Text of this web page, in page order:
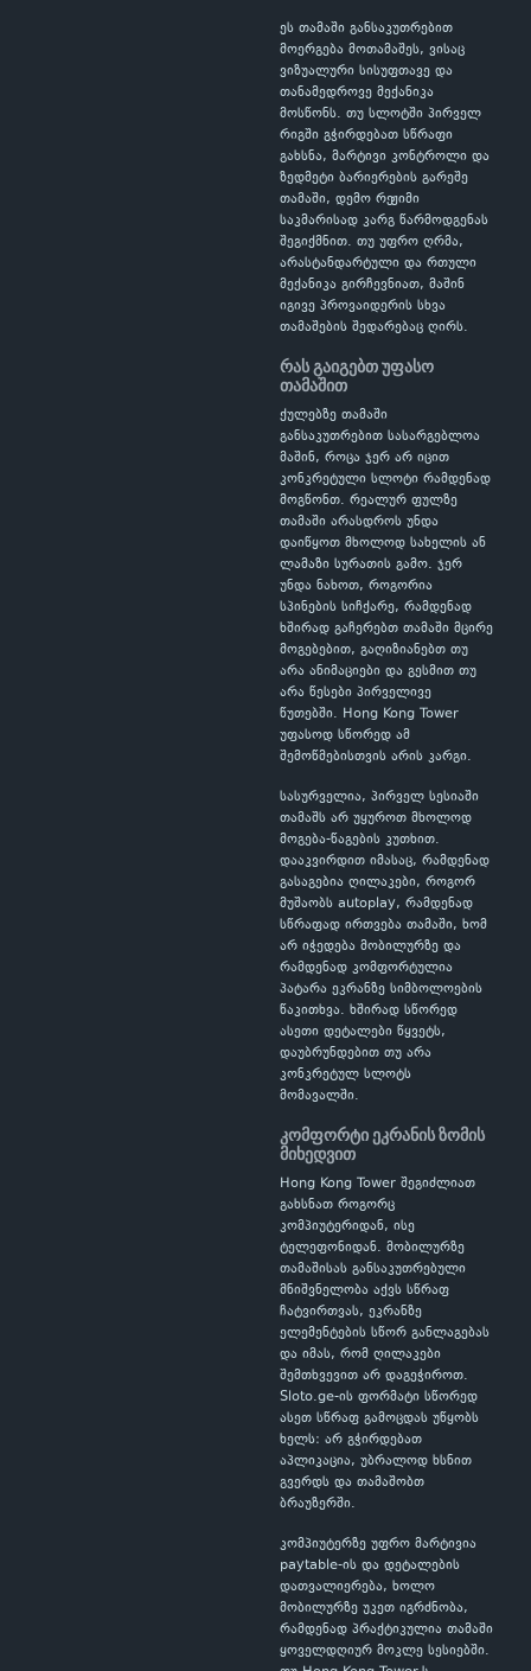
ეს თამაში განსაკუთრებით
მოერგება მოთამაშეს, ვისაც
ვიზუალური სისუფთავე და
თანამედროვე მექანიკა
მოსწონს. თუ სლოტში პირველ
რიგში გჭირდებათ სწრაფი
გახსნა, მარტივი კონტროლი და
ზედმეტი ბარიერების გარეშე
თამაში, დემო რეჟიმი
საკმარისად კარგ წარმოდგენას
შეგიქმნით. თუ უფრო ღრმა,
არასტანდარტული და რთული
მექანიკა გირჩევნიათ, მაშინ
იგივე პროვაიდერის სხვა
თამაშების შედარებაც ღირს.
რას გაიგებთ უფასო
თამაშით
ქულებზე თამაში
განსაკუთრებით სასარგებლოა
მაშინ, როცა ჯერ არ იცით
კონკრეტული სლოტი რამდენად
მოგწონთ. რეალურ ფულზე
თამაში არასდროს უნდა
დაიწყოთ მხოლოდ სახელის ან
ლამაზი სურათის გამო. ჯერ
უნდა ნახოთ, როგორია
სპინების სიჩქარე, რამდენად
ხშირად გაჩერებთ თამაში მცირე
მოგებებით, გაღიზიანებთ თუ
არა ანიმაციები და გესმით თუ
არა წესები პირველივე
წუთებში. Hong Kong Tower
უფასოდ სწორედ ამ
შემოწმებისთვის არის კარგი.
სასურველია, პირველ სესიაში
თამაშს არ უყუროთ მხოლოდ
მოგება-წაგების კუთხით.
დააკვირდით იმასაც, რამდენად
გასაგებია ღილაკები, როგორ
მუშაობს autoplay, რამდენად
სწრაფად ირთვება თამაში, ხომ
არ იჭედება მობილურზე და
რამდენად კომფორტულია
პატარა ეკრანზე სიმბოლოების
წაკითხვა. ხშირად სწორედ
ასეთი დეტალები წყვეტს,
დაუბრუნდებით თუ არა
კონკრეტულ სლოტს
მომავალში.
კომფორტი ეკრანის ზომის
მიხედვით
Hong Kong Tower შეგიძლიათ
გახსნათ როგორც
კომპიუტერიდან, ისე
ტელეფონიდან. მობილურზე
თამაშისას განსაკუთრებული
მნიშვნელობა აქვს სწრაფ
ჩატვირთვას, ეკრანზე
ელემენტების სწორ განლაგებას
და იმას, რომ ღილაკები
შემთხვევით არ დაგეჭიროთ.
Sloto.ge-ის ფორმატი სწორედ
ასეთ სწრაფ გამოცდას უწყობს
ხელს: არ გჭირდებათ
აპლიკაცია, უბრალოდ ხსნით
გვერდს და თამაშობთ
ბრაუზერში.
კომპიუტერზე უფრო მარტივია
paytable-ის და დეტალების
დათვალიერება, ხოლო
მობილურზე უკეთ იგრძნობა,
რამდენად პრაქტიკულია თამაში
ყოველდღიურ მოკლე სესიებში.